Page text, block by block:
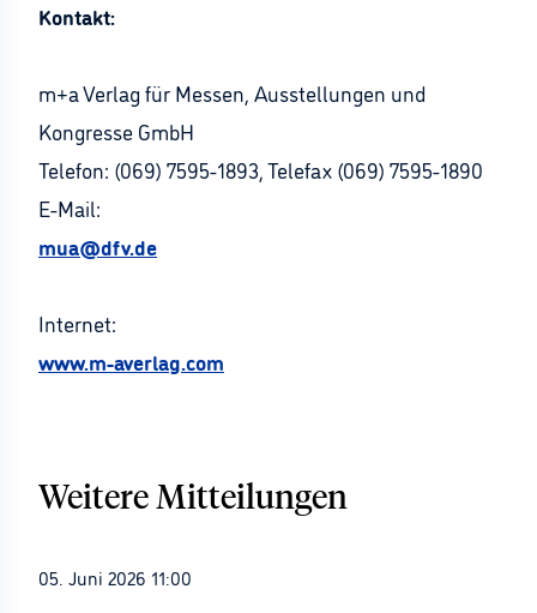
Kontakt:
m+a Verlag für Messen, Ausstellungen und
Kongresse GmbH
Telefon: (069) 7595-1893, Telefax (069) 7595-1890
E-Mail:
mua@dfv.de
Internet:
www.m-averlag.com
Weitere Mitteilungen
05. Juni 2026 11:00